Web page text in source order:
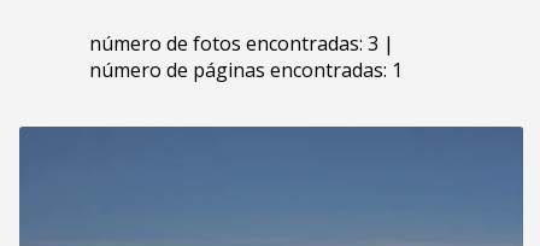
número de fotos encontradas: 3 |
número de páginas encontradas: 1